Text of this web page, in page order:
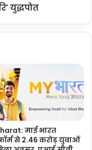
युद्धपोत
माई भारत
से 2.46 करोड़ युवाओं